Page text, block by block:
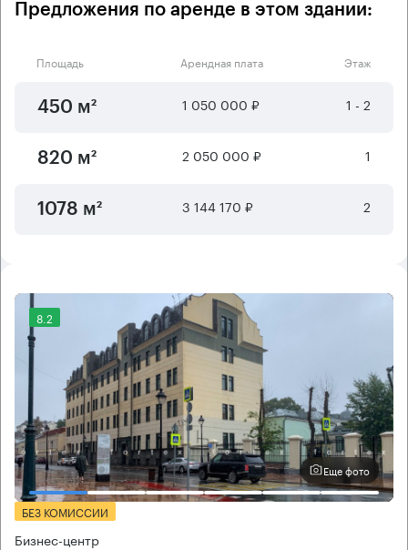
Предложения по аренде в этом здании:
Площадь Арендная плата Этаж
450 м² 1 050 000 ₽ 1 - 2
820 м² 2 050 000 ₽ 1
1078 м² 3 144 170 ₽ 2
8.2
Еще фото
БЕЗ КОМИССИИ
Бизнес-центр